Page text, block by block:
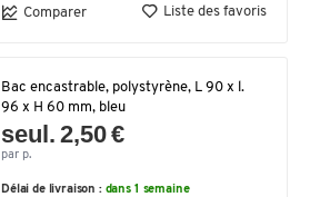
Comparer Liste des favoris
Bac encastrable, polystyrène, L 90 x l.
96 x H 60 mm, bleu
seul. 2,50 €
par p.
Délai de livraison : dans 1 semaine